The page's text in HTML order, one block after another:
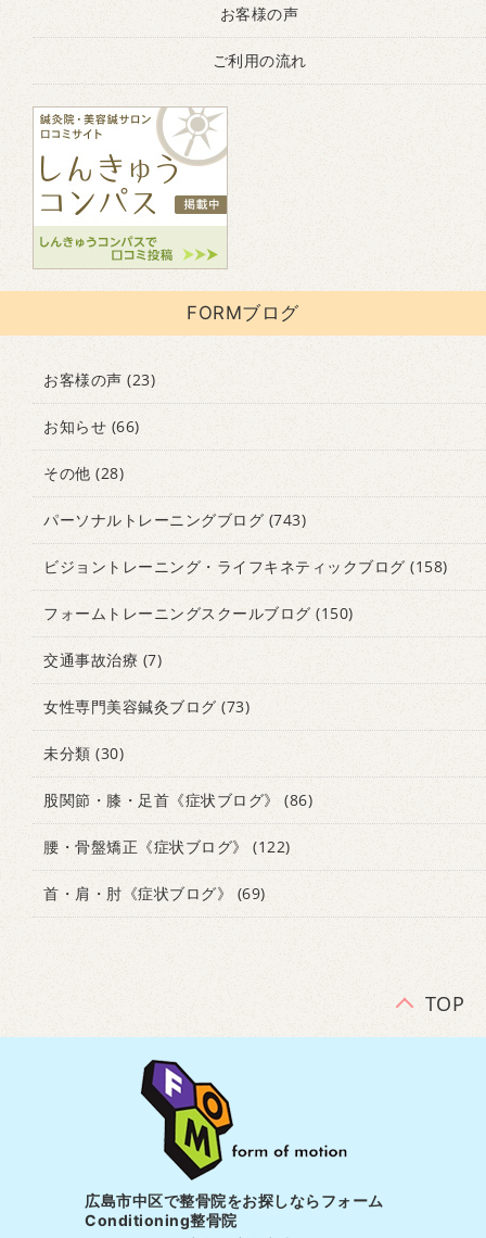
お客様の声
ご利用の流れ
FORMブログ
お客様の声 (23)
お知らせ (66)
その他 (28)
パーソナルトレーニングブログ (743)
ビジョントレーニング・ライフキネティックブログ (158)
フォームトレーニングスクールブログ (150)
交通事故治療 (7)
女性専門美容鍼灸ブログ (73)
未分類 (30)
股関節・膝・足首《症状ブログ》 (86)
腰・骨盤矯正《症状ブログ》 (122)
首・肩・肘《症状ブログ》 (69)
TOP
広島市中区で整骨院をお探しならフォーム
Conditioning整骨院